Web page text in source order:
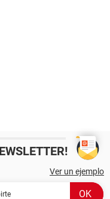
Ver un ejemplo